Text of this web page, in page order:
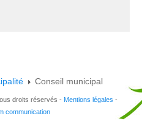
Conseil municipal
droits réservés - Mentions légales -
communication